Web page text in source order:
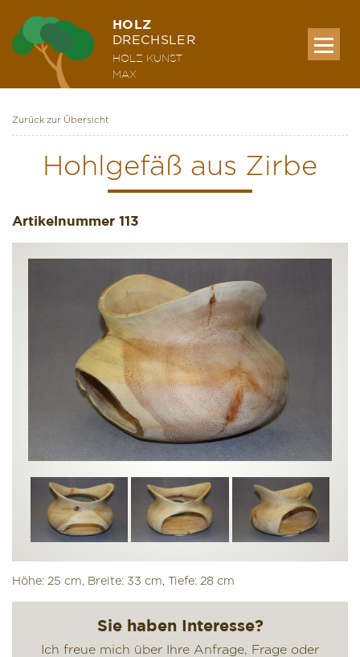
HOLZ
DRECHSLER
HOLZ KUNST
MAX
MEINE WERKE
AUSSTELLUNG & KURSE
ÜBER MICH
Zurück zur Übersicht
Hohlgefäß aus Zirbe
Artikelnummer 113
Höhe: 25 cm, Breite: 33 cm, Tiefe: 28 cm